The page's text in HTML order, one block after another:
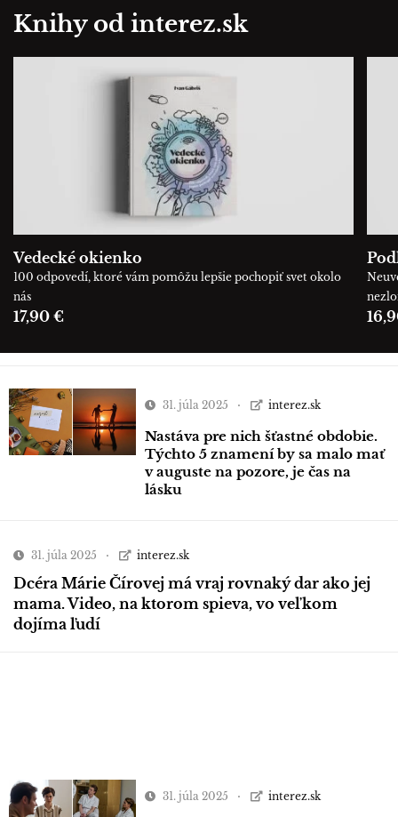
Knihy od interez.sk
Vedecké okienko
100 odpovedí, ktoré vám pomôžu lepšie pochopiť svet okolo
nás
17,90 €
31. júla 2025 interez.sk
Nastáva pre nich šťastné obdobie.
Týchto 5 znamení by sa malo mať
v auguste na pozore, je čas na
lásku
31. júla 2025 interez.sk
Dcéra Márie Čírovej má vraj rovnaký dar ako jej
mama. Video, na ktorom spieva, vo veľkom
dojíma ľudí
31. júla 2025 interez.sk